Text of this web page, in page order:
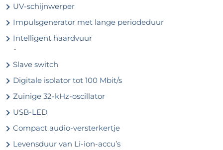
UV-schijnwerper
Impulsgenerator met lange periodeduur
Intelligent haardvuur
-
Slave switch
Digitale isolator tot 100 Mbit/s
Zuinige 32-kHz-oscillator
USB-LED
Compact audio-versterkertje
Levensduur van Li-ion-accu’s